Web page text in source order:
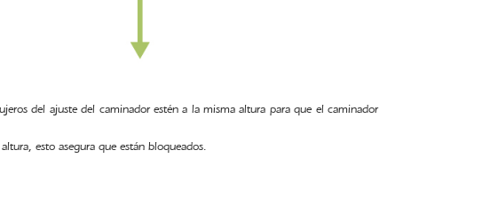
del ajuste del caminador estén a la misma altura para que el caminador
esto asegura que están bloqueados.